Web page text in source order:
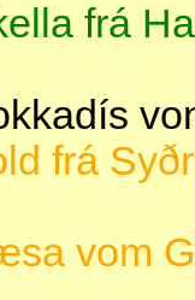
frá
frá
vom